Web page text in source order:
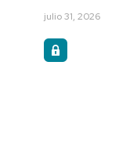
julio 31, 2026